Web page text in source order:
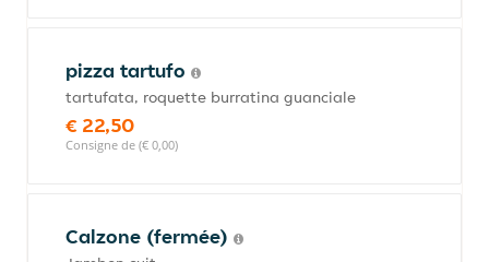
pizza tartufo
tartufata, roquette burratina guanciale
€ 22,50
Consigne de (€ 0,00)
Calzone (fermée)